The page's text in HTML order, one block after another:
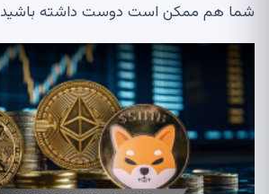
شما هم ممکن است دوست داشته باشید